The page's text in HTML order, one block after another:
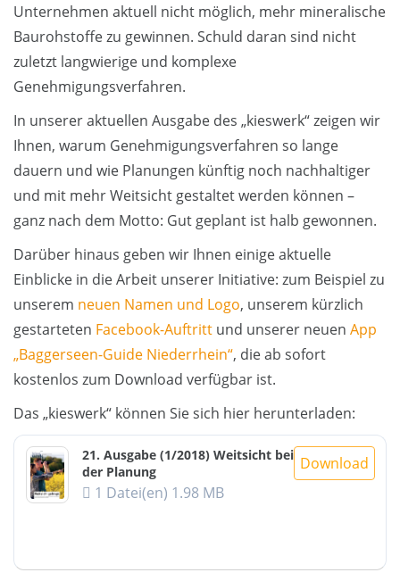
Unternehmen aktuell nicht möglich, mehr mineralische
Baurohstoffe zu gewinnen. Schuld daran sind nicht
zuletzt langwierige und komplexe
Genehmigungsverfahren.
In unserer aktuellen Ausgabe des „kieswerk“ zeigen wir
Ihnen, warum Genehmigungsverfahren so lange
dauern und wie Planungen künftig noch nachhaltiger
und mit mehr Weitsicht gestaltet werden können –
ganz nach dem Motto: Gut geplant ist halb gewonnen.
Darüber hinaus geben wir Ihnen einige aktuelle
Einblicke in die Arbeit unserer Initiative: zum Beispiel zu
unserem neuen Namen und Logo, unserem kürzlich
gestarteten Facebook-Auftritt und unserer neuen App
„Baggerseen-Guide Niederrhein“, die ab sofort
kostenlos zum Download verfügbar ist.
Das „kieswerk“ können Sie sich hier herunterladen:
21. Ausgabe (1/2018) Weitsicht bei
der Planung
1 Datei(en) 1.98 MB
Download